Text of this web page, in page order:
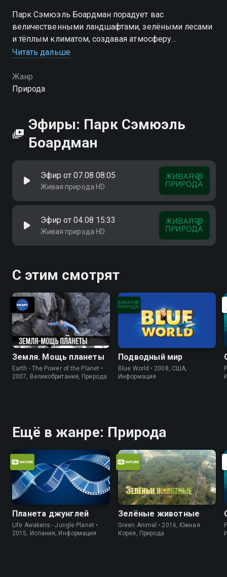
Парк Сэмюэль Боардман порадует вас
величественными ландшафтами, зелёными лесами
и тёплым климатом, создавая атмосферу
спокойствия и гармонии с природой
Читать дальше
Жанр
Природа
Эфиры: Парк Сэмюэль
Боардман
Эфир от 07.08 08:05
Живая природа HD
Эфир от 04.08 15:33
Живая природа HD
С этим смотрят
Земля. Мощь планеты
Earth - The Power of the Planet •
2007, Великобритания, Природа
Подводный мир
Blue World • 2008, США,
Информация
Ещё в жанре: Природа
Планета джунглей
Life Awakens - Jungle Planet •
2015, Испания, Информация
Зелёные животные
Green Animal • 2016, Южная
Корея, Природа